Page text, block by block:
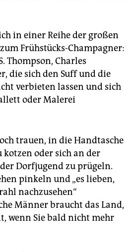
in einer Reihe der großen
Frühstücks-Champagner:
Thompson, Charles
die sich den Suff und die
verbieten lassen und sich
oder Malerei
trauen, in die Handtasche
oder sich an der
Dorfjugend zu prügeln.
pinkeln und „es lieben,
nachzusehen“
Männer braucht das Land,
wenn Sie bald nicht mehr